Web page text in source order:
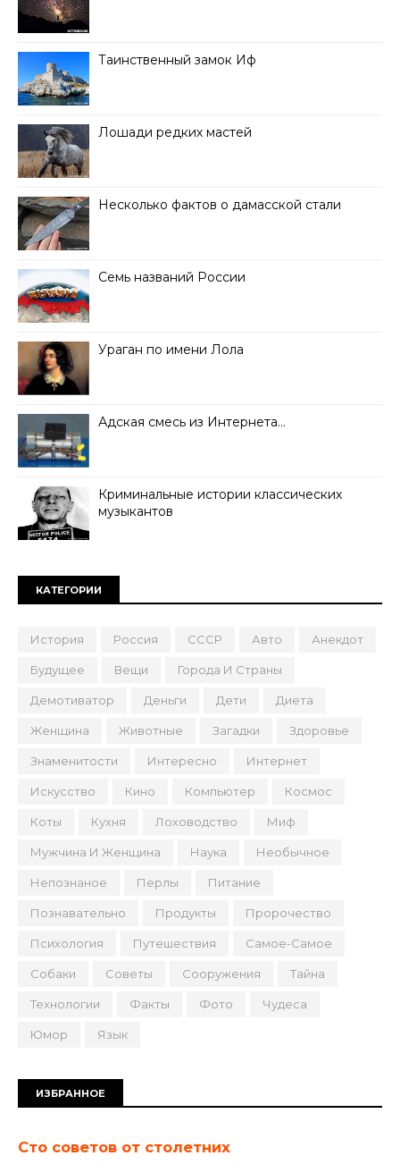
Таинственный замок Иф
Лошади редких мастей
Несколько фактов о дамасской стали
Семь названий России
Ураган по имени Лола
Адская смесь из Интернета…
Криминальные истории классических
музыкантов
КАТЕГОРИИ
История Россия СССР Авто Анекдот
Будущее Вещи Города И Страны
Демотиватор Деньги Дети Диета
Женщина Животные Загадки Здоровье
Знаменитости Интересно Интернет
Искусство Кино Компьютер Космос
Коты Кухня Лоховодство Миф
Мужчина И Женщина Наука Необычное
Непознаное Перлы Питание
Познавательно Продукты Пророчество
Психология Путешествия Самое-Самое
Собаки Советы Сооружения Тайна
Технологии Факты Фото Чудеса
Юмор Язык
ИЗБРАННОЕ
Сто советов от столетних